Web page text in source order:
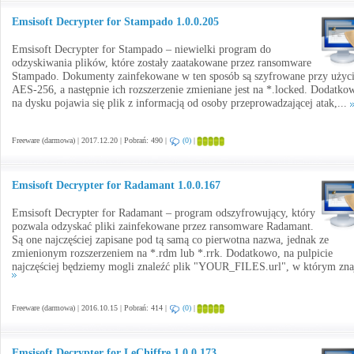
Emsisoft Decrypter for Stampado 1.0.0.205
Emsisoft Decrypter for Stampado – niewielki program do
odzyskiwania plików, które zostały zaatakowane przez ransomware
Stampado. Dokumenty zainfekowane w ten sposób są szyfrowane przy
AES-256, a następnie ich rozszerzenie zmieniane jest na *.locked.
na dysku pojawia się plik z informacją od osoby przeprowadzającej atak,...
Freeware (darmowa) | 2017.12.20 | Pobrań: 490 | (0) |
Emsisoft Decrypter for Radamant 1.0.0.167
Emsisoft Decrypter for Radamant – program odszyfrowujący, który
pozwala odzyskać pliki zainfekowane przez ransomware Radamant.
Są one najczęściej zapisane pod tą samą co pierwotna nazwa, jednak ze
zmienionym rozszerzeniem na *.rdm lub *.rrk. Dodatkowo, na pulpicie
najczęściej będziemy mogli znaleźć plik "YOUR_FILES.url", w którym
Freeware (darmowa) | 2016.10.15 | Pobrań: 414 | (0) |